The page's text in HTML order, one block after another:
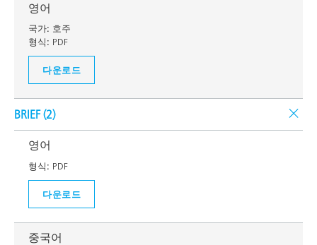
영어
국가: 호주
형식: PDF
다운로드
BRIEF (2)
영어
형식: PDF
다운로드
중국어